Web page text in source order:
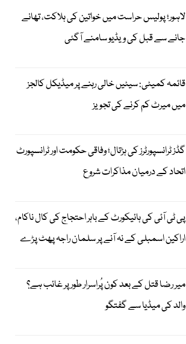
لاہور؛ پولیس حراست میں خواتین کی ہلاکت، تھانے
جانے سے قبل کی ویڈیو سامنے آگئی
قائمہ کمیٹی: سیٹیں خالی رہنے پر میڈیکل کالجز
میں میرٹ کم کرنے کی تجویز
گڈز ٹرانسپورٹرز کی ہڑتال؛ وفاقی حکومت اور ٹرانسپورٹ
اتحاد کے درمیان مذاکرات شروع
پی ٹی آئی کی ہائیکورٹ کے باہر احتجاج کی کال ناکام،
اراکین اسمبلی کے نہ آنے پر سلمان راجہ پھٹ پڑے
میر رضا قتل کے بعد کون پُراسرار طور پر غائب ہے؟
والد کی میڈیا سے گفتگو